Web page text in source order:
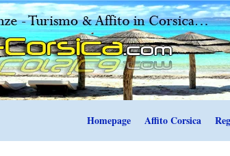
Homepage Affito Corsica